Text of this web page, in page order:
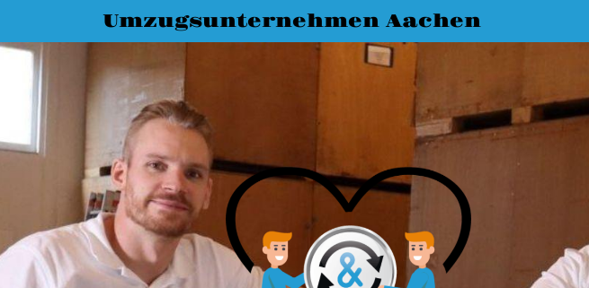
Umzugsunternehmen Aachen